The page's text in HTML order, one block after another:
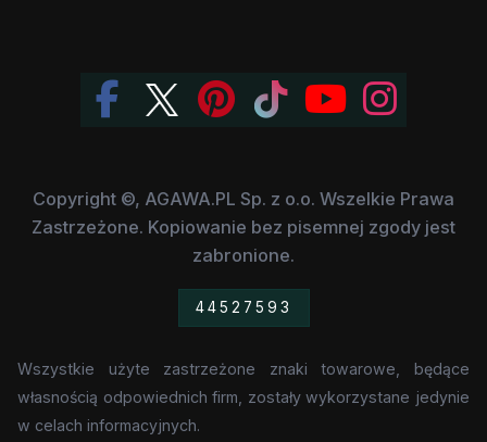
Copyright ©, AGAWA.PL Sp. z o.o. Wszelkie Prawa
Zastrzeżone. Kopiowanie bez pisemnej zgody jest
zabronione.
44527593
Wszystkie użyte zastrzeżone znaki towarowe, będące
własnością odpowiednich firm, zostały wykorzystane jedynie
w celach informacyjnych.